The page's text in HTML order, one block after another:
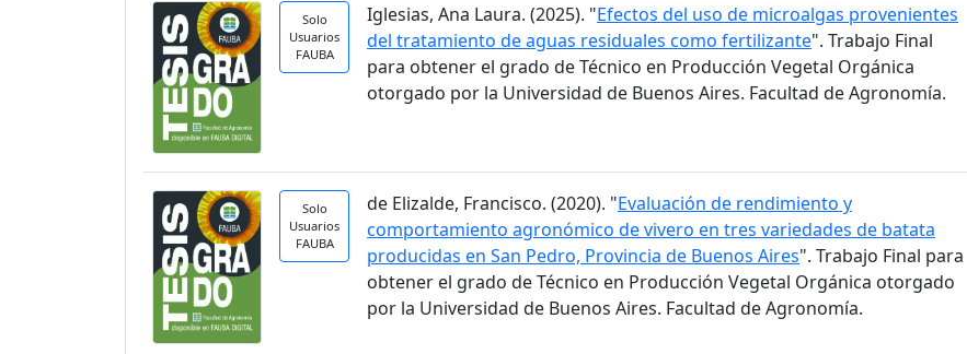
Solo
Usuarios
FAUBA
Iglesias, Ana Laura. (2025). "Efectos del uso de microalgas provenientes
del tratamiento de aguas residuales como fertilizante". Trabajo Final
para obtener el grado de Técnico en Producción Vegetal Orgánica
otorgado por la Universidad de Buenos Aires. Facultad de Agronomía.
Solo
Usuarios
FAUBA
de Elizalde, Francisco. (2020). "Evaluación de rendimiento y
comportamiento agronómico de vivero en tres variedades de batata
producidas en San Pedro, Provincia de Buenos Aires". Trabajo Final para
obtener el grado de Técnico en Producción Vegetal Orgánica otorgado
por la Universidad de Buenos Aires. Facultad de Agronomía.